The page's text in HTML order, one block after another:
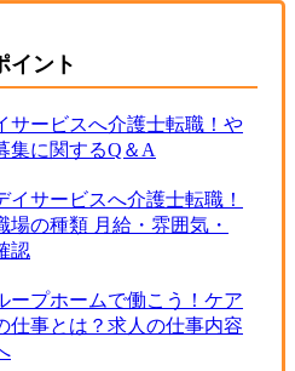
イント
サービスへ介護士転職！や
集に関するQ＆A
イサービスへ介護士転職！
場の種類 月給・雰囲気・
認
ープホームで働こう！ケア
仕事とは？求人の仕事内容